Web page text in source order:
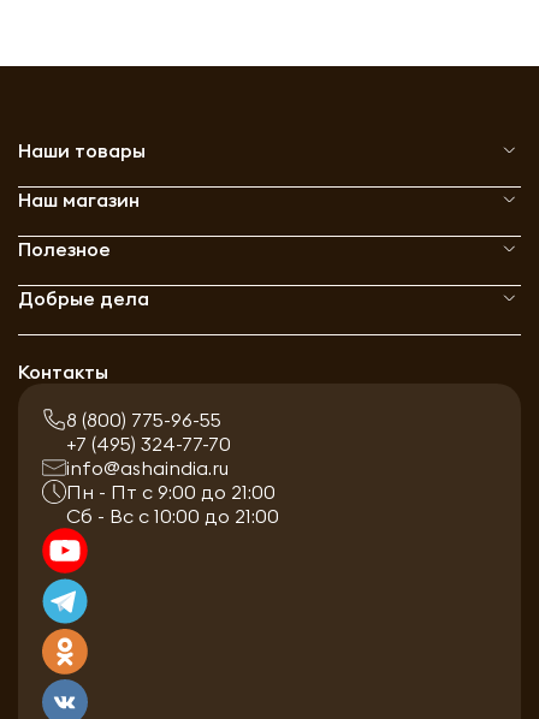
Наши товары
Наш магазин
Полезное
Добрые дела
Контакты
8 (800) 775-96-55
+7 (495) 324-77-70
info@ashaindia.ru
Пн - Пт с 9:00 до 21:00
Сб - Вс с 10:00 до 21:00